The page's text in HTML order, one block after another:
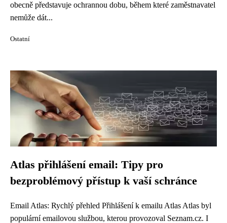
obecně představuje ochrannou dobu, během které zaměstnavatel
nemůže dát...
Ostatní
Atlas přihlášení email: Tipy pro
bezproblémový přístup k vaší schránce
Email Atlas: Rychlý přehled Přihlášení k emailu Atlas Atlas byl
populární emailovou službou, kterou provozoval Seznam.cz. I